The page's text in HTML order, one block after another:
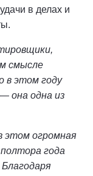
в делах и
смысле
в этом году
она одна из
этом огромная
года